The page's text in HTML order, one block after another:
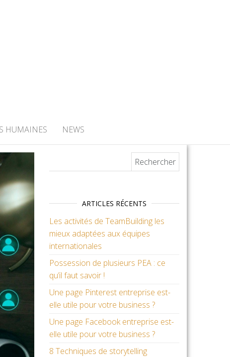
HUMAINES NEWS
ARTICLES RÉCENTS
Les activités de TeamBuilding les
mieux adaptées aux équipes
internationales
Possession de plusieurs PEA : ce
qu’il faut savoir !
Une page Pinterest entreprise est-
elle utile pour votre business ?
Une page Facebook entreprise est-
elle utile pour votre business ?
8 Techniques de storytelling